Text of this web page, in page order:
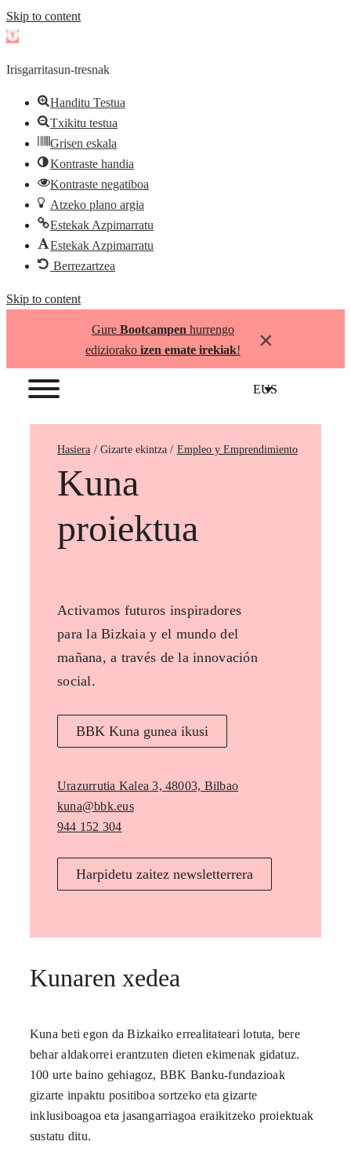
Skip to content
Open
Irisgarritasun-tresnak
Handitu Testua
Txikitu testua
Grisen eskala
Kontraste handia
Kontraste negatiboa
Atzeko plano argia
Estekak Azpimarratu
Estekak Azpimarratu
Berrezartzea
Skip to content
Gure Bootcampen hurrengo
ediziorako izen emate irekiak! ×
EUS
Hasiera Empleo y Emprendimiento
Kuna
proiektua
Activamos futuros inspiradores
para la Bizkaia y el mundo del
mañana, a través de la innovación
social.
BBK Kuna gunea ikusi
Urazurrutia Kalea 3, 48003, Bilbao
kuna@bbk.eus
944 152 304
Harpidetu zaitez newsletterrera
Kunaren xedea
Kuna beti egon da Bizkaiko errealitateari lotuta, bere
behar aldakorrei erantzuten dieten ekimenak gidatuz.
100 urte baino gehiagoz, BBK Banku-fundazioak
gizarte inpaktu positiboa sortzeko eta gizarte
inklusiboagoa eta jasangarriagoa eraikitzeko proiektuak
sustatu ditu.